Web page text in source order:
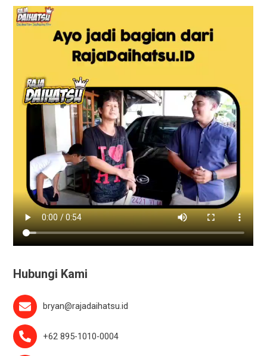
Hubungi Kami
bryan@rajadaihatsu.id
+62 895-1010-0004